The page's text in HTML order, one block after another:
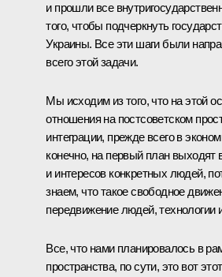
и прошли все
того, чтобы подчеркнуть
Украины. Все эти шаги были
всего этой задачи.
Мы исходим из того, что на этой
отношения на постсоветском
интеграции, прежде всего в
конечно, на первый план выходят
и интересов конкретных людей,
знаем, что такое свободное
передвижение людей, технологии
Все, что нами планировалось в
пространства, по сути, это вот